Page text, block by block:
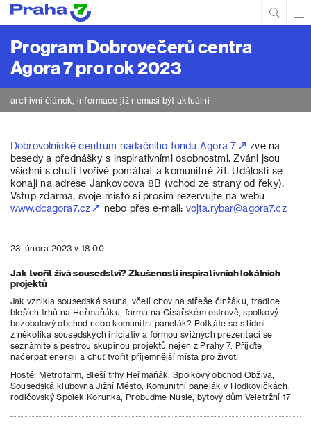
Program Dobrovečerů centra
Agora 7 pro rok 2023
archivní článek, informace již nemusí být aktuální
Dobrovolnické centrum nadačního fondu Agora 7
zve na
besedy a přednášky s inspirativními osobnostmi. Zváni jsou
všichni s chutí tvořivě pomáhat a komunitně žít. Události se
konají na adrese Jankovcova 8B (vchod ze strany od řeky).
Vstup zdarma, svoje místo si prosím rezervujte na webu
www.dcagora7.cz
nebo přes e-mail: vojta.rybar@agora7.cz
23. února 2023 v 18.00
Jak tvořit živá sousedství? Zkušenosti inspirativních lokálních
projektů
Jak vznikla sousedská sauna, včelí chov na střeše činžáku, tradice
bleších trhů na Heřmaňáku, farma na Císařském ostrově, spolkový
bezobalový obchod nebo komunitní panelák? Potkáte se s lidmi
z několika sousedských iniciativ a formou svižných prezentací se
seznámíte s pestrou skupinou projektů nejen z Prahy 7. Přijďte
načerpat energii a chuť tvořit příjemnější místa pro život.
Hosté: Metrofarm, Bleší trhy Heřmaňák, Spolkový obchod Obživa,
Sousedská klubovna Jižní Město, Komunitní panelák v Hodkovičkách,
rodičovský Spolek Korunka, Probuďme Nusle, bytový dům Veletržní 17